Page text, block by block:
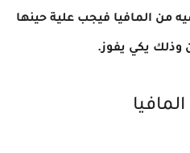
من المافيا فيجب علية حينها
وذلك يكي يفوز.